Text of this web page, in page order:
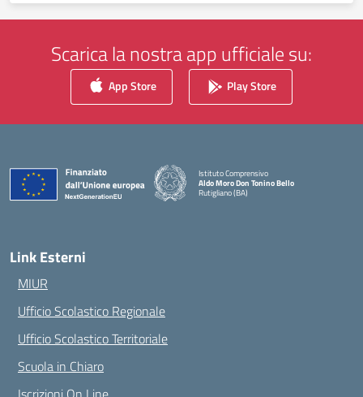
Scarica la nostra app ufficiale su:
App Store Play Store
Istituto Comprensivo
Aldo Moro Don Tonino Bello
Rutigliano (BA)
— Visita la pagina iniziale della scuola
Link Esterni
MIUR
Ufficio Scolastico Regionale
Ufficio Scolastico Territoriale
Scuola in Chiaro